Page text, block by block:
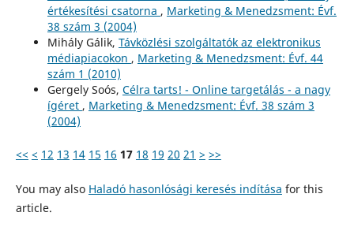
értékesítési csatorna , Marketing & Menedzsment: Évf.
38 szám 3 (2004)
Mihály Gálik, Távközlési szolgáltatók az elektronikus
médiapiacokon , Marketing & Menedzsment: Évf. 44
szám 1 (2010)
Gergely Soós, Célra tarts! - Online targetálás - a nagy
ígéret , Marketing & Menedzsment: Évf. 38 szám 3
(2004)
<< < 12 13 14 15 16 17 18 19 20 21 > >>
You may also Haladó hasonlósági keresés indítása for this
article.